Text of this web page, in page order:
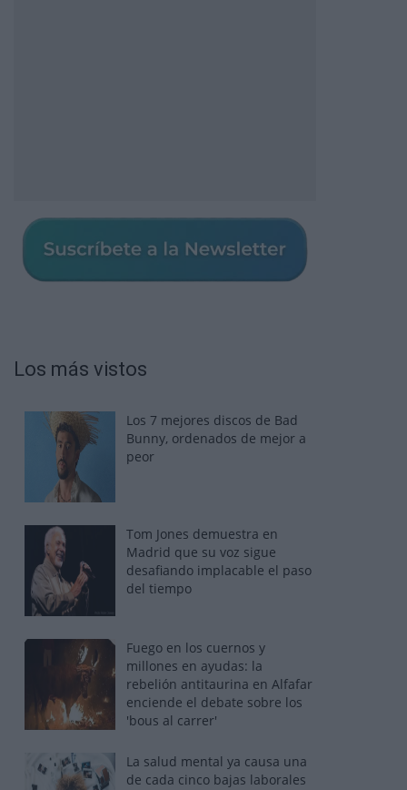
Los más vistos
Los 7 mejores discos de Bad
Bunny, ordenados de mejor a
peor
Tom Jones demuestra en
Madrid que su voz sigue
desafiando implacable el paso
del tiempo
Fuego en los cuernos y
millones en ayudas: la
rebelión antitaurina en Alfafar
enciende el debate sobre los
'bous al carrer'
La salud mental ya causa una
de cada cinco bajas laborales